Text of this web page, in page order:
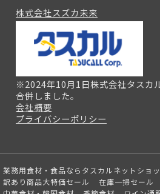
株式会社スズカ未来
※2024年10月1日株式会社タスカ
合併しました。
会社概要
プライバシーポリシー
業務用食材・食品ならタスカルネットショ
訳あり商品大特価セール
在庫一掃セール